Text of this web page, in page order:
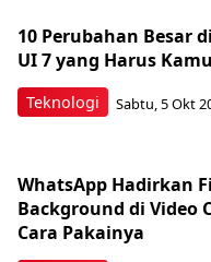
Teknologi
10 Perubahan Besar
UI 7 yang Harus
Sabtu, 5 Okt
WhatsApp Hadirkan
Background di Video
Cara Pakainya